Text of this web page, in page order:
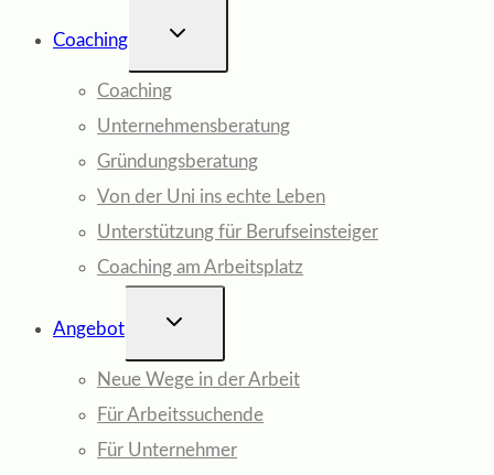
Coaching
UNTERMENÜ
Coaching
Unternehmensberatung
Gründungsberatung
Von der Uni ins echte Leben
Unterstützung für Berufseinsteiger
Coaching am Arbeitsplatz
Angebot
UNTERMENÜ
Neue Wege in der Arbeit
Für Arbeitssuchende
Für Unternehmer